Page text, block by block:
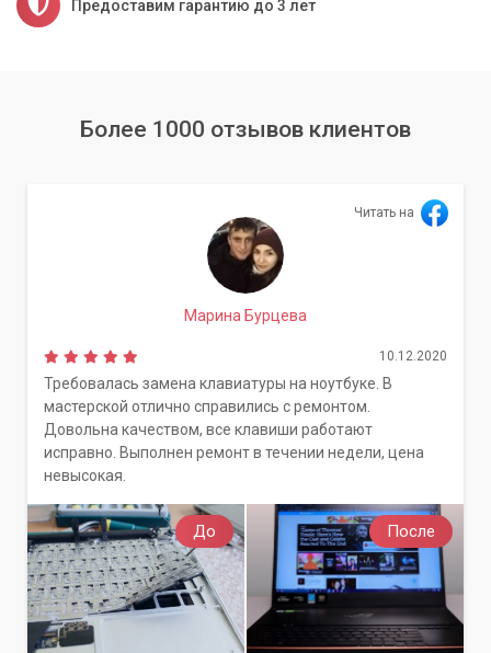
Предоставим гарантию до 3 лет
Более 1000 отзывов клиентов
До После
Читать на
Марина Бурцева
10.12.2020
Требовалась замена клавиатуры на ноутбуке. В
мастерской отлично справились с ремонтом.
Довольна качеством, все клавиши работают
исправно. Выполнен ремонт в течении недели, цена
невысокая.